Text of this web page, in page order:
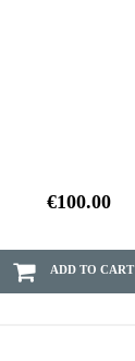
€100.00
ADD TO CART